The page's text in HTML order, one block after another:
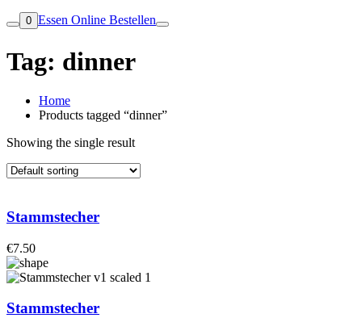
0 Essen Online Bestellen
Tag: dinner
Home
Products tagged “dinner”
Showing the single result
Stammstecher
€7.50
Stammstecher